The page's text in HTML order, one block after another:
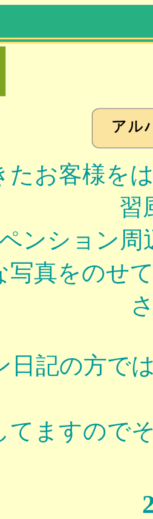
たお客様を
習
ペンション
写真をのせ
日記の方で
てますので